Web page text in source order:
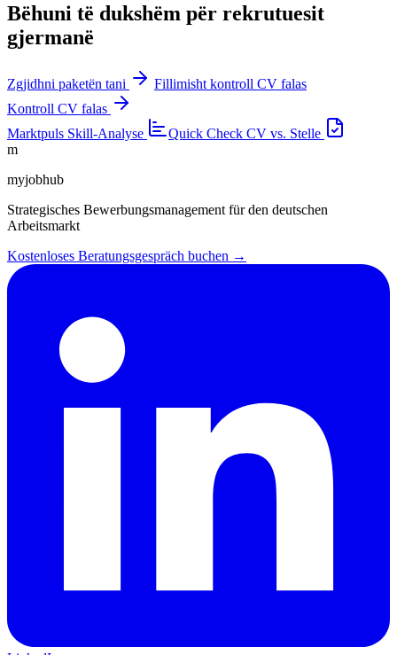
Bëhuni të dukshëm për rekrutuesit
gjermanë
Zgjidhni paketën tani
Fillimisht kontroll CV falas
Kontroll CV falas
Marktpuls Skill-Analyse Quick Check CV vs. Stelle
m
myjobhub
Strategisches Bewerbungsmanagement für den deutschen
Arbeitsmarkt
Kostenloses Beratungsgespräch buchen →